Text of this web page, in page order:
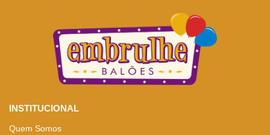
INSTITUCIONAL
Quem Somos